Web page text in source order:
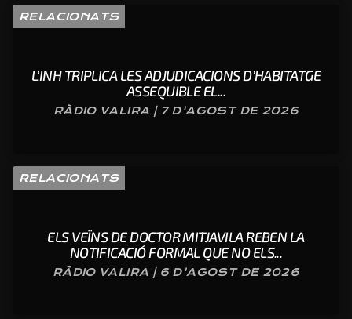
RELACIONATS
L’INH TRIPLICA LES ADJUDICACIONS D’HABITATGE
ASSEQUIBLE EL...
RÀDIO VALIRA | 7 D'AGOST DE 2026
RELACIONATS
ELS VEÏNS DE DOCTOR MITJAVILA REBEN LA
NOTIFICACIÓ FORMAL QUE NO ELS...
RÀDIO VALIRA | 6 D'AGOST DE 2026